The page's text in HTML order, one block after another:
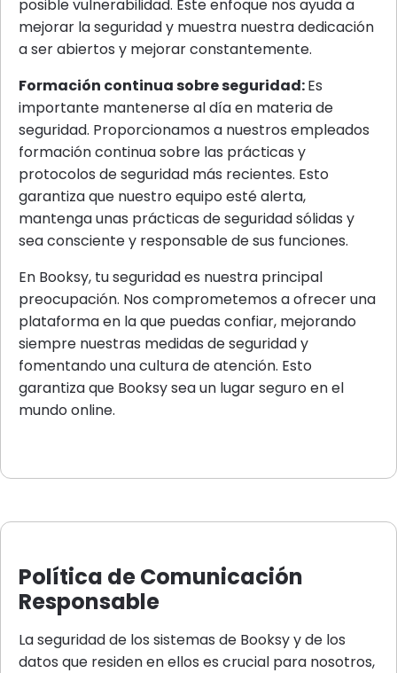
posible vulnerabilidad. Este enfoque nos ayuda a
mejorar la seguridad y muestra nuestra dedicación
a ser abiertos y mejorar constantemente.
Formación continua sobre seguridad:Es
importante mantenerse al día en materia de
seguridad. Proporcionamos a nuestros empleados
formación continua sobre las prácticas y
protocolos de seguridad más recientes. Esto
garantiza que nuestro equipo esté alerta,
mantenga unas prácticas de seguridad sólidas y
sea consciente y responsable de sus funciones.
En Booksy, tu seguridad es nuestra principal
preocupación. Nos comprometemos a ofrecer una
plataforma en la que puedas confiar, mejorando
siempre nuestras medidas de seguridad y
fomentando una cultura de atención. Esto
garantiza que Booksy sea un lugar seguro en el
mundo online.
Política de Comunicación
Responsable
La seguridad de los sistemas de Booksy y de los
datos que residen en ellos es crucial para nosotros,